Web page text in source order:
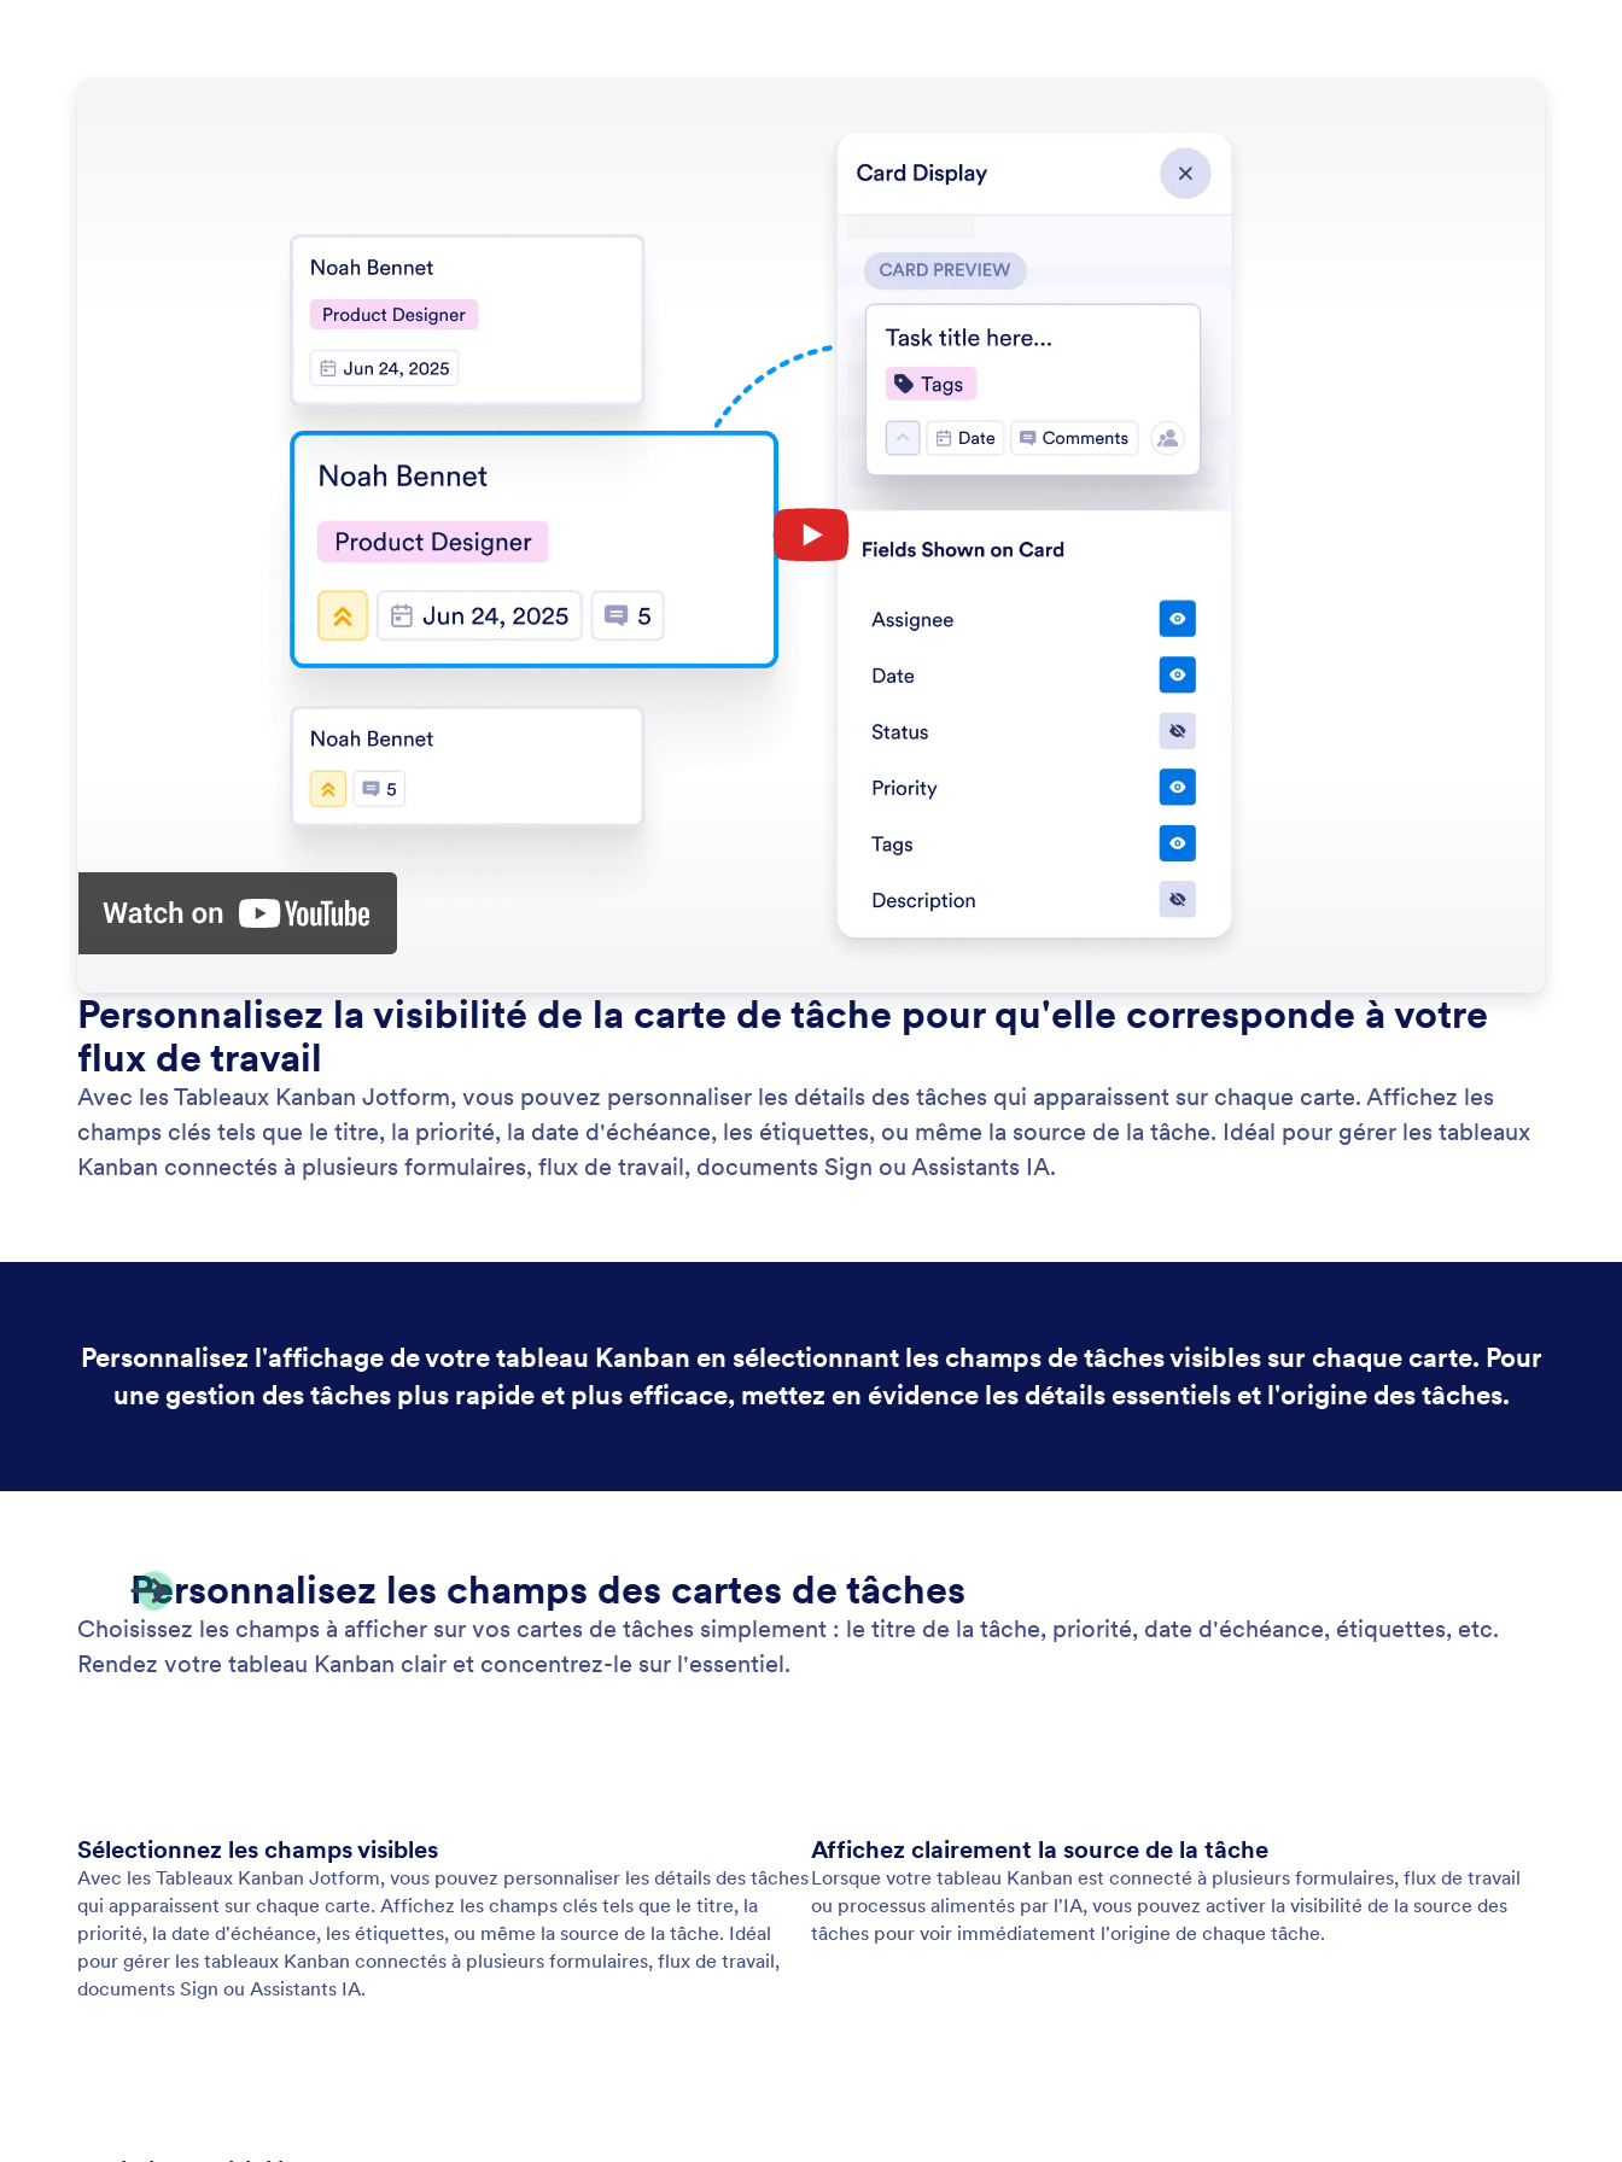
Personnalisez la visibilité de la carte de tâche pour qu'elle corresponde à votre
flux de travail
Avec les Tableaux Kanban Jotform, vous pouvez personnaliser les détails des tâches qui apparaissent sur chaque carte. Affichez les
champs clés tels que le titre, la priorité, la date d'échéance, les étiquettes, ou même la source de la tâche. Idéal pour gérer les tableaux
Kanban connectés à plusieurs formulaires, flux de travail, documents Sign ou Assistants IA.
Personnalisez l'affichage de votre tableau Kanban en sélectionnant les champs de tâches visibles sur chaque carte. Pour
une gestion des tâches plus rapide et plus efficace, mettez en évidence les détails essentiels et l'origine des tâches.
Personnalisez les champs des cartes de tâches
Choisissez les champs à afficher sur vos cartes de tâches simplement : le titre de la tâche, priorité, date d'échéance, étiquettes, etc.
Rendez votre tableau Kanban clair et concentrez-le sur l'essentiel.
Sélectionnez les champs visibles
Avec les Tableaux Kanban Jotform, vous pouvez personnaliser les détails des tâches
qui apparaissent sur chaque carte. Affichez les champs clés tels que le titre, la
priorité, la date d'échéance, les étiquettes, ou même la source de la tâche. Idéal
pour gérer les tableaux Kanban connectés à plusieurs formulaires, flux de travail,
documents Sign ou Assistants IA.
Affichez clairement la source de la tâche
Lorsque votre tableau Kanban est connecté à plusieurs formulaires, flux de travail
ou processus alimentés par l'IA, vous pouvez activer la visibilité de la source des
tâches pour voir immédiatement l'origine de chaque tâche.